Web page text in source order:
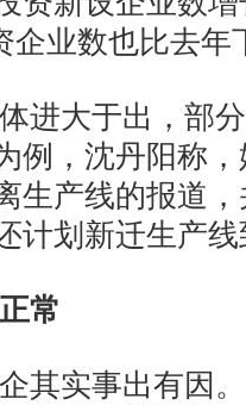
企业数也比去年
进大于出，部
例，沈丹阳称
生产线的报道
计划新迁生产
常
其实事出有因